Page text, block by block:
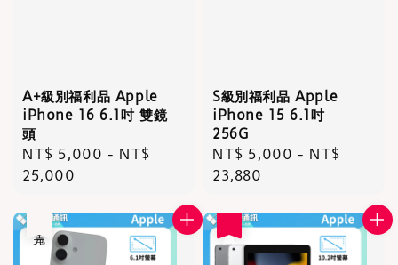
A+級別福利品 Apple
iPhone 16 6.1吋 雙鏡
頭
Regular
price
NT$ 5,000 - NT$
25,000
S級別福利品 Apple
iPhone 15 6.1吋
256G
Regular
price
NT$ 5,000 - NT$
23,880